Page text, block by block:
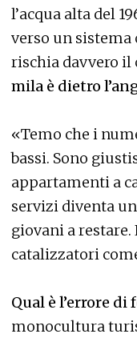
l’acqua alta del
verso un sistema
rischia davvero il
mila è dietro
«Temo che i
bassi. Sono
appartamenti a
servizi diventa
giovani a restare.
catalizzatori
Qual è l’errore di
monocultura